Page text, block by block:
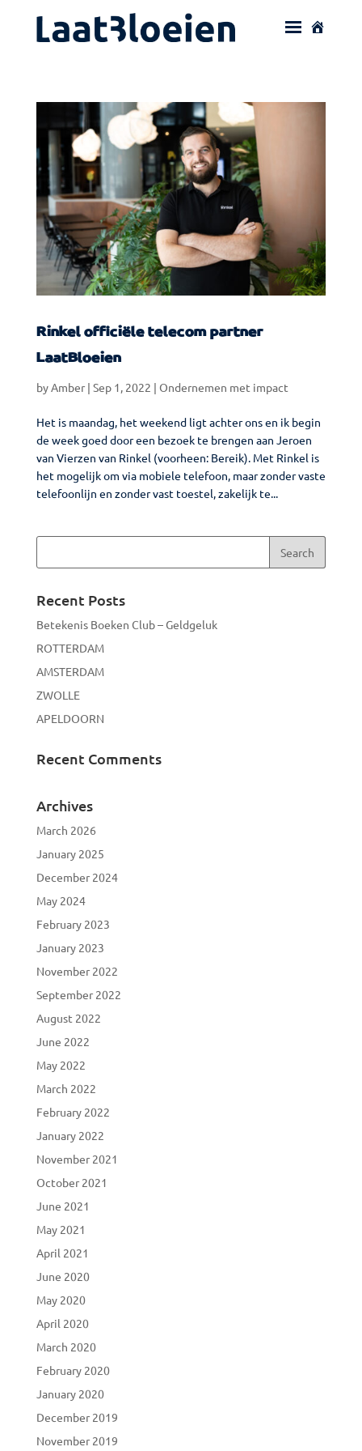
Rinkel officiële telecom partner
LaatBloeien
byAmber| Sep 1, 2022 | Ondernemen met impact
Het is maandag, het weekend ligt achter ons en ik begin
de week goed door een bezoek te brengen aan Jeroen
van Vierzen van Rinkel (voorheen: Bereik). Met Rinkel is
het mogelijk om via mobiele telefoon, maar zonder vaste
telefoonlijn en zonder vast toestel, zakelijk te...
Recent Posts
Betekenis Boeken Club – Geldgeluk
ROTTERDAM
AMSTERDAM
ZWOLLE
APELDOORN
Recent Comments
Archives
March 2026
January 2025
December 2024
May 2024
February 2023
January 2023
November 2022
September 2022
August 2022
June 2022
May 2022
March 2022
February 2022
January 2022
November 2021
October 2021
June 2021
May 2021
April 2021
June 2020
May 2020
April 2020
March 2020
February 2020
January 2020
December 2019
November 2019